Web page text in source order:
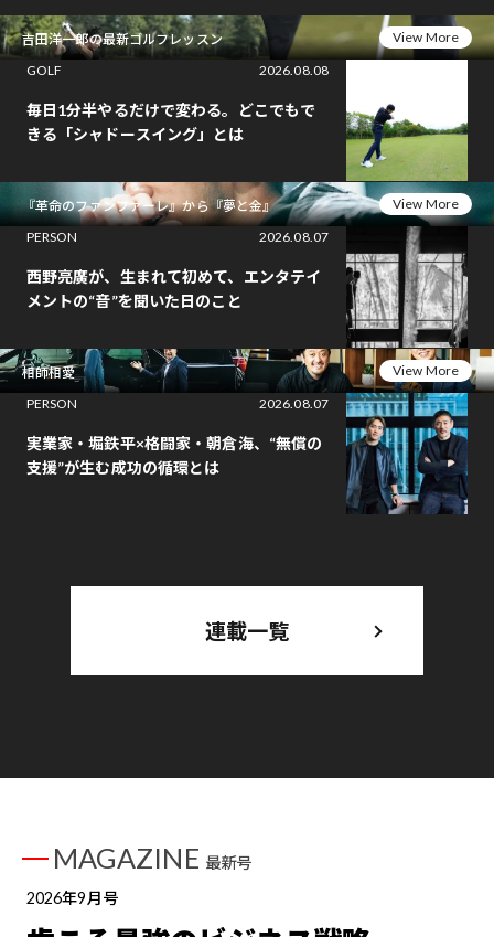
吉田洋一郎の最新ゴルフレッスン
View More
GOLF
2026.08.08
毎日1分半やるだけで変わる。どこでもで
きる「シャドースイング」とは
『革命のファンファーレ』から『夢と金』
View More
PERSON
2026.08.07
西野亮廣が、生まれて初めて、エンタテイ
メントの“音”を聞いた日のこと
相師相愛
View More
PERSON
2026.08.07
実業家・堀鉄平×格闘家・朝倉海、“無償の
支援”が生む成功の循環とは
連載一覧
MAGAZINE 最新号
2026年9月号